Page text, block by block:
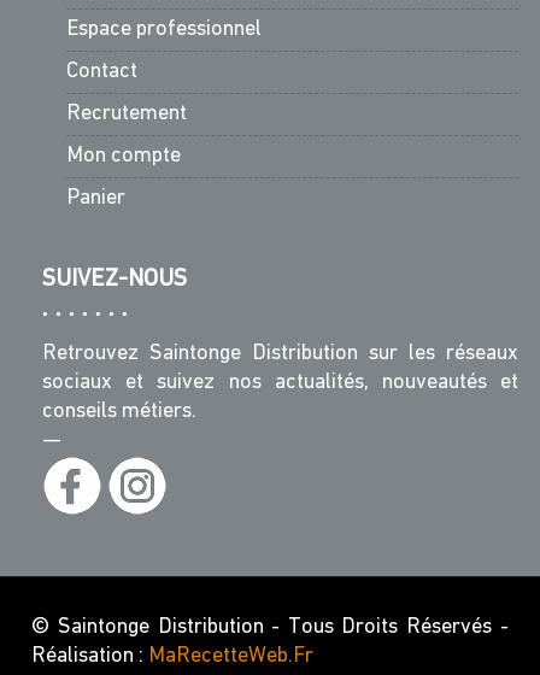
Espace professionnel
Contact
Recrutement
Mon compte
Panier
SUIVEZ-NOUS
Retrouvez Saintonge Distribution sur les réseaux
sociaux et suivez nos actualités, nouveautés et
conseils métiers.
—
© Saintonge Distribution - Tous Droits Réservés -
Réalisation : MaRecetteWeb.fr